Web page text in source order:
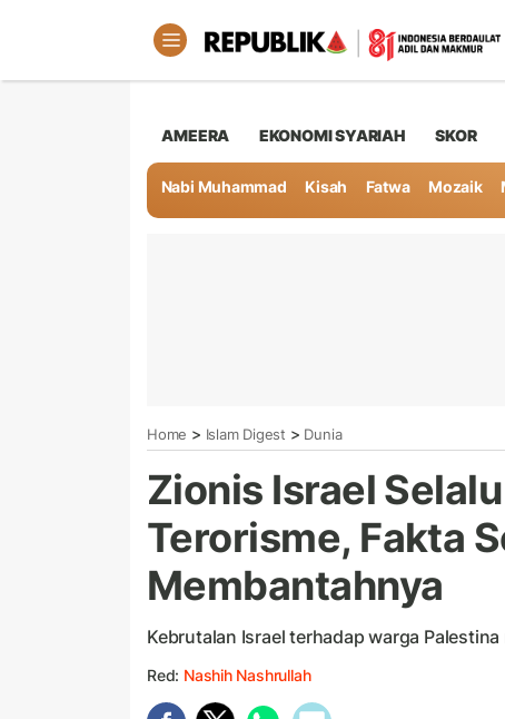
AMEERA EKONOMI SYARIAH SKOR
Nabi Muhammad Kisah Fatwa Mozaik
Home > Islam Digest > Dunia
Zionis Israel
Terorisme, Fakta
Membantahnya
Kebrutalan Israel terhadap warga
Red: Nashih Nashrullah